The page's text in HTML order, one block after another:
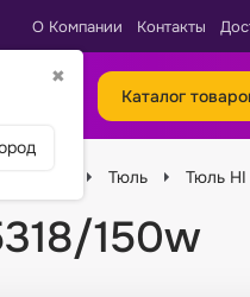
✖
О Компании Контакты
Каталог
Тюль Тюль
150w